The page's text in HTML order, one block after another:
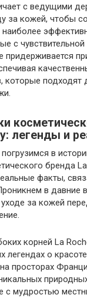
с ведущими
за кожей, чтобы
с
придерживается
которые подходят
легенды и
в
бренда
факты,
в давние
за кожей
корней La
легендах о
просторах
с мудростью